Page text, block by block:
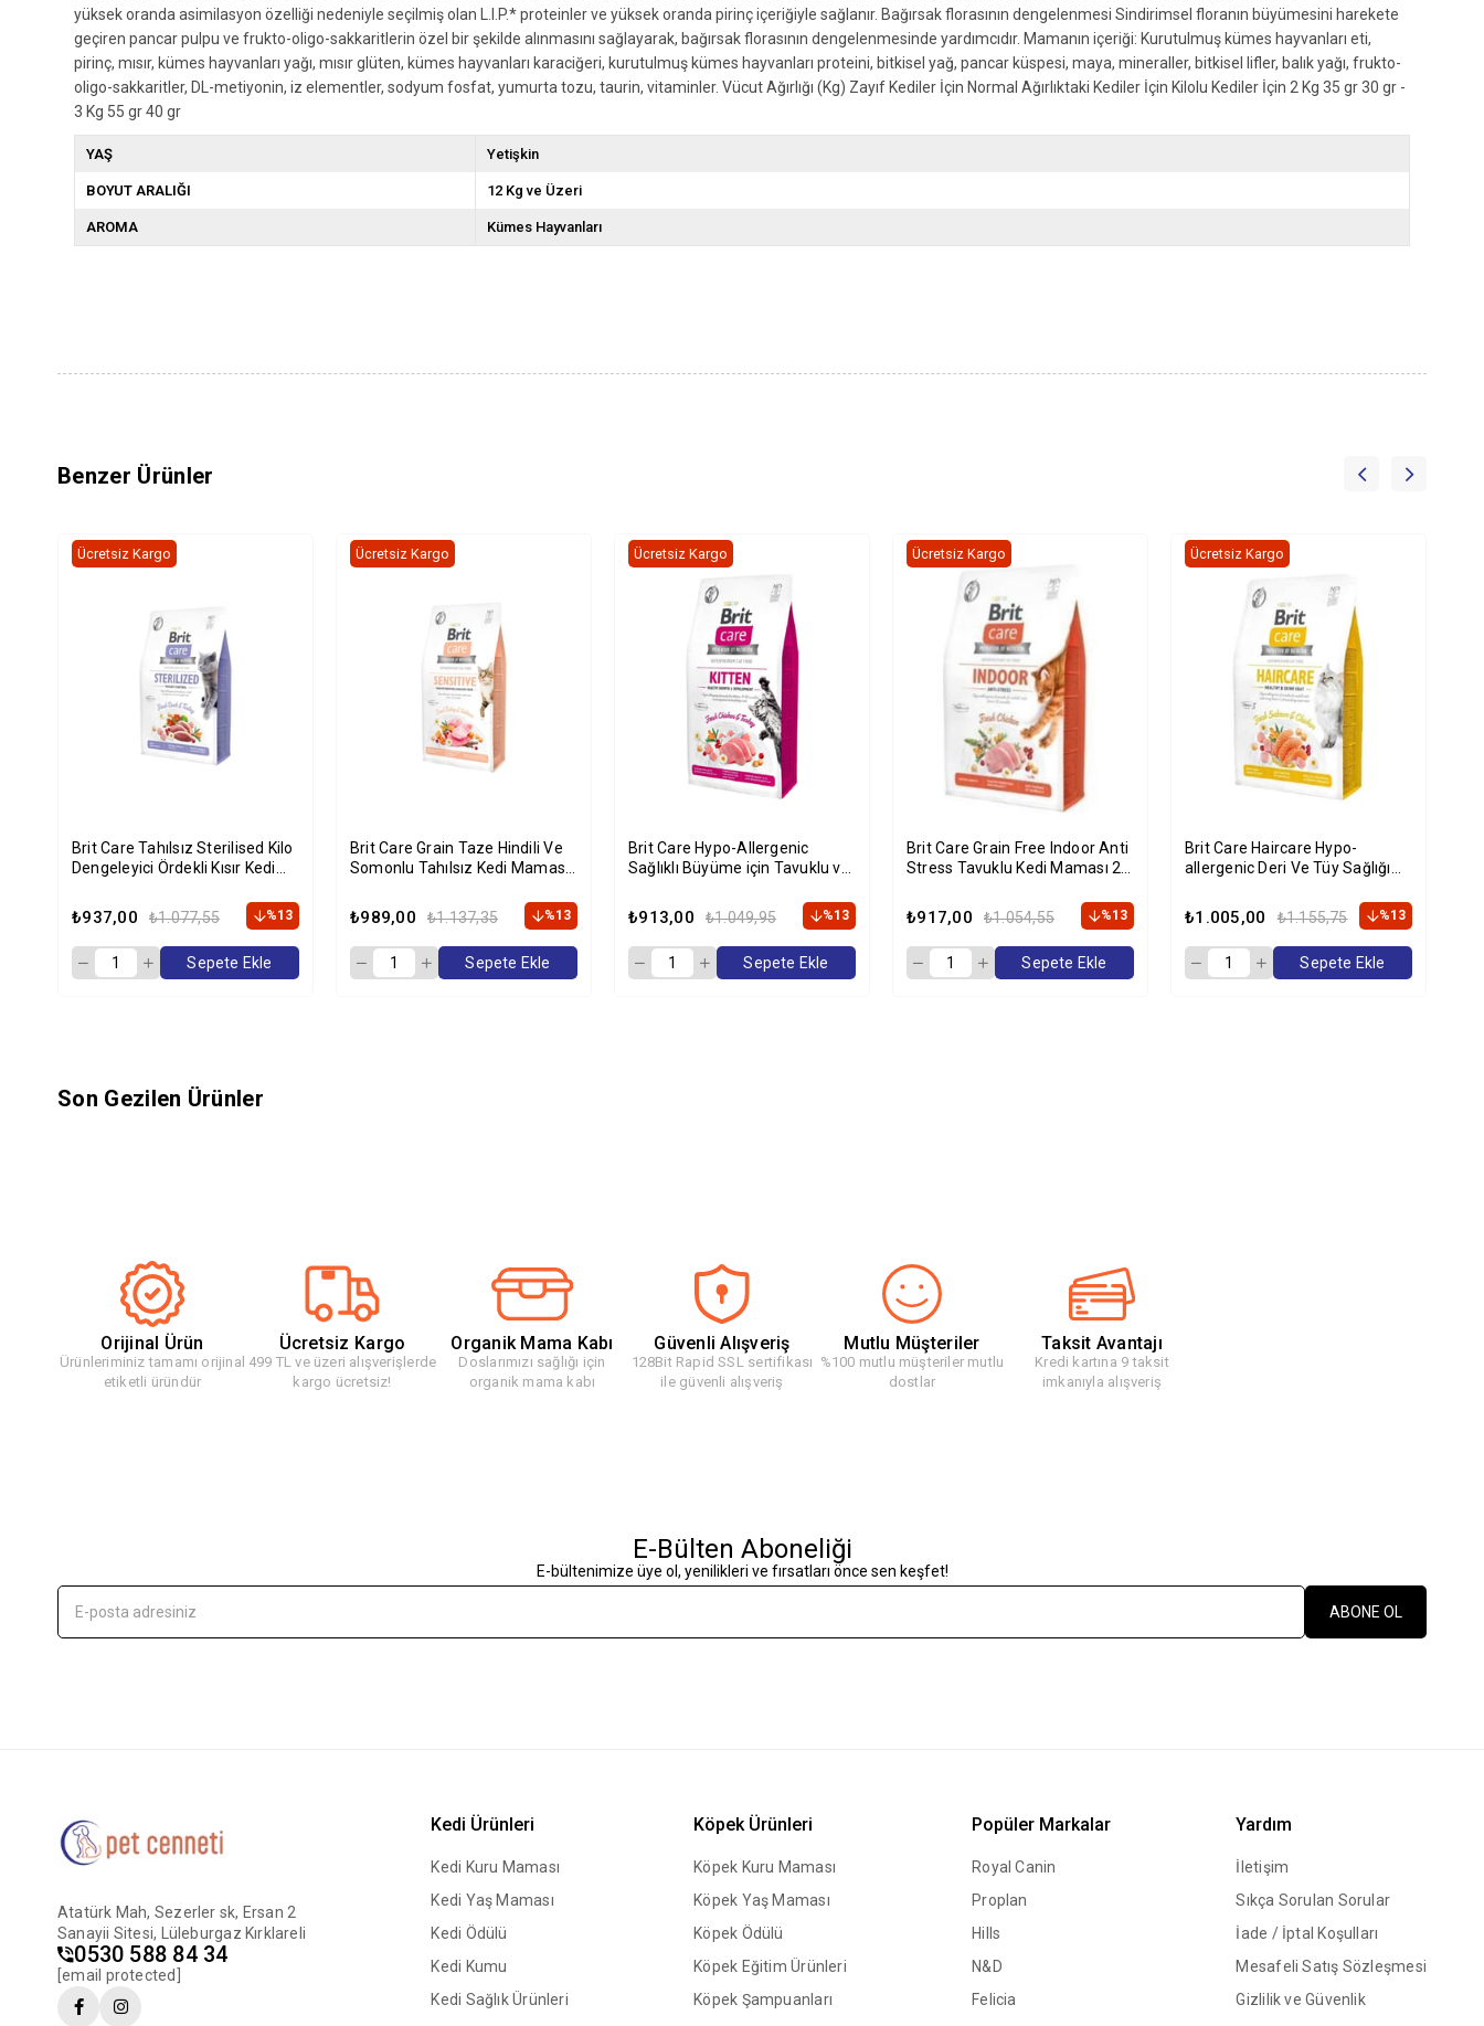
yüksek oranda asimilasyon özelliği nedeniyle seçilmiş olan L.I.P.* proteinler ve yüksek oranda pirinç içeriğiyle sağlanır. Bağırsak florasının dengelenmesi Sindirimsel floranın büyümesini harekete
geçiren pancar pulpu ve frukto-oligo-sakkaritlerin özel bir şekilde alınmasını sağlayarak, bağırsak florasının dengelenmesinde yardımcıdır. Mamanın içeriği: Kurutulmuş kümes hayvanları eti,
pirinç, mısır, kümes hayvanları yağı, mısır glüten, kümes hayvanları karaciğeri, kurutulmuş kümes hayvanları proteini, bitkisel yağ, pancar küspesi, maya, mineraller, bitkisel lifler, balık yağı, frukto-
oligo-sakkaritler, DL-metiyonin, iz elementler, sodyum fosfat, yumurta tozu, taurin, vitaminler. Vücut Ağırlığı (Kg) Zayıf Kediler İçin Normal Ağırlıktaki Kediler İçin Kilolu Kediler İçin 2 Kg 35 gr 30 gr -
3 Kg 55 gr 40 gr
YAŞ Yetişkin
BOYUT ARALIĞI 12 Kg ve Üzeri
AROMA Kümes Hayvanları
Benzer Ürünler
Brit Care Tahılsız Sterilised Kilo
Dengeleyici Ördekli Kısır Kedi
₺937,00 ₺1.077,55 %13
Ücretsiz Kargo
Sepete Ekle
Brit Care Grain Taze Hindili Ve
Somonlu Tahılsız Kedi Maması
₺989,00 ₺1.137,35 %13
Ücretsiz Kargo
Sepete Ekle
Brit Care Hypo-Allergenic
Sağlıklı Büyüme için Tavuklu ve
Maması 2kg
₺913,00 ₺1.049,95 %13
Ücretsiz Kargo
Sepete Ekle
Brit Care Grain Free Indoor Anti
Stress Tavuklu Kedi Maması 2
₺917,00 ₺1.054,55 %13
Ücretsiz Kargo
Sepete Ekle
Brit Care Haircare Hypo-
allergenic Deri Ve Tüy Sağlığı
Maması 2kg
₺1.005,00 ₺1.155,75 %13
Ücretsiz Kargo
Sepete Ekle
Son Gezilen Ürünler
Orijinal Ürün
Ürünleriminiz tamamı orijinal
etiketli üründür
Ücretsiz Kargo
499 TL ve üzeri alışverişlerde
kargo ücretsiz!
Organik Mama Kabı
Doslarımızı sağlığı için
organik mama kabı
Güvenli Alışveriş
128Bit Rapid SSL sertifikası
ile güvenli alışveriş
Mutlu Müşteriler
%100 mutlu müşteriler mutlu
dostlar
Taksit Avantajı
Kredi kartına 9 taksit
imkanıyla alışveriş
E-Bülten Aboneliği
E-bültenimize üye ol, yenilikleri ve fırsatları önce sen keşfet!
ABONE OL
Atatürk Mah, Sezerler sk, Ersan 2
Sanayii Sitesi, Lüleburgaz Kırklareli
0530 588 84 34
[email protected]
Kedi Ürünleri
Kedi Kuru Maması
Kedi Yaş Maması
Kedi Ödülü
Kedi Kumu
Kedi Sağlık Ürünleri
Köpek Ürünleri
Köpek Kuru Maması
Köpek Yaş Maması
Köpek Ödülü
Köpek Eğitim Ürünleri
Köpek Şampuanları
Popüler Markalar
Royal Canin
Proplan
Hills
N&D
Felicia
Yardım
İletişim
Sıkça Sorulan Sorular
İade / İptal Koşulları
Mesafeli Satış Sözleşmesi
Gizlilik ve Güvenlik